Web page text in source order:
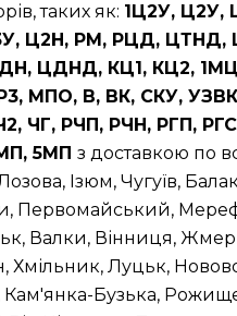
таких як: 1Ц2У, Ц2У,
Ц2Н, РМ, РЦД, ЦТНД,
ЦДНД, КЦ1, КЦ2,
МПО, В, ВК, СКУ,
ЧГ, РЧП, РЧН, РГП,
5МП з доставкою по
Ізюм, Чугуїв,
Первомайський,
Валки, Вінниця,
Хмільник, Луцьк,
Кам'янка-Бузька,